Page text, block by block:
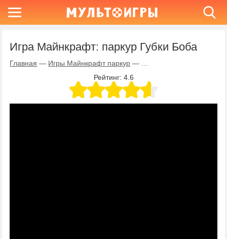
Игра Майнкрафт: паркур Губки Боба
Главная — Игры Майнкрафт паркур —
Рейтинг: 4.6